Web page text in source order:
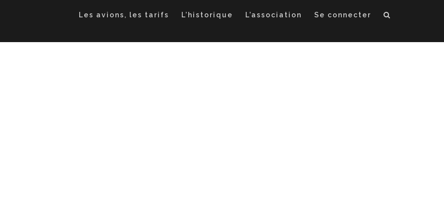
Les avions, les tarifs L’historique L’association Se connecter